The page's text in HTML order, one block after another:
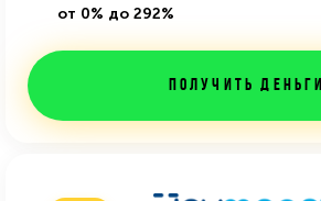
от 0% до 292%
Получить деньги